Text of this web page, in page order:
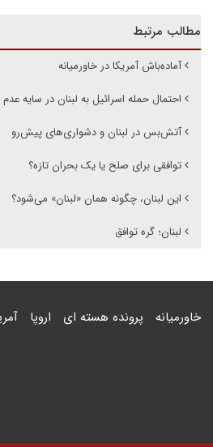
مطالب مرتبط
آماده‌باش آمریکا در خاورمیانه
احتمال حمله اسرائیل به لبنان در سایه
آتش‌بس در لبنان و دشواری‌های پیش‌‌رو
توافقی برای صلح یا یک بحران تازه؟
این لبنان، چگونه همان «لبنان» می‌شود؟
لبنان؛ گره توافق
خاورمیانه پرونده هسته ای اروپا